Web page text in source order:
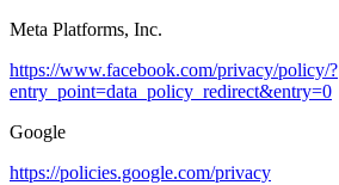
Meta Platforms, Inc.
https://www.facebook.com/privacy/policy/?
entry_point=data_policy_redirect&entry=0
Google
https://policies.google.com/privacy